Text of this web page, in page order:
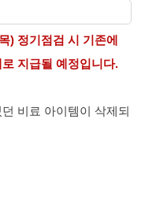
) 정기점검 시 기존에
지급될 예정입니다.
비료 아이템이 삭제되